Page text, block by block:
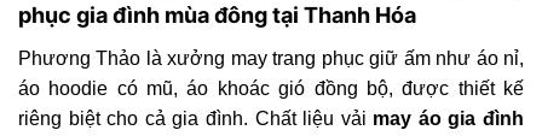
phục gia đình mùa đông tại Thanh Hóa
Phương Thảo là xưởng may trang phục giữ ấm như áo nỉ,
áo hoodie có mũ, áo khoác gió đồng bộ, được thiết kế
riêng biệt cho cả gia đình. Chất liệu vải may áo gia đình